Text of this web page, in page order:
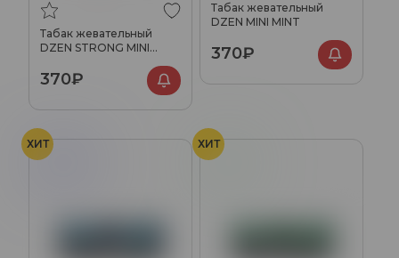
Табак жевательный
DZEN STRONG MINI
370₽
Табак жевательный
DZEN MINI MINT
370₽
ХИТ ХИТ